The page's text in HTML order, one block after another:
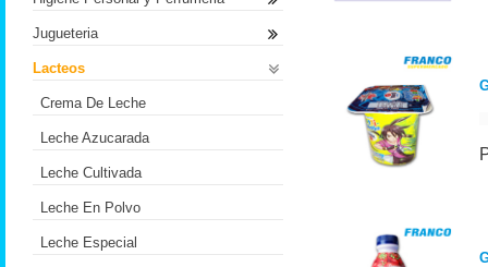
Jugueteria
Lacteos
Crema De Leche
Leche Azucarada
Leche Cultivada
Leche En Polvo
Leche Especial